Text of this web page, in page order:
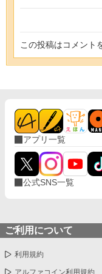
この投稿はコメント
アプリ一覧
公式SNS一覧
ご利用について
利用規約
アルファコイン利用規約